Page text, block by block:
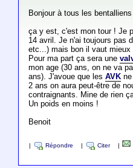
Bonjour à tous les
ça y est, c'est mon tour ! Je
14 avril. Je n'ai toujours pas
etc...) mais bon il vaut mieux
Pour ma part ça sera une
mon age (30 ans, on ne va
ans). J'avoue que les AVKne
2 ans on aura peut-être de
contraignants. Mine de rien
Un poids en moins !
Benoit
Répondre Citer